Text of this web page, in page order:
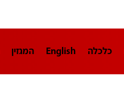
כלכלה English המגזין